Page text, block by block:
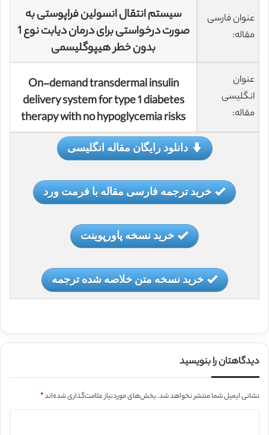
عنوان فارسی
مقاله:
سیستم انتقال انسولین فراپوستی به
صورت درخواستی برای درمان دیابت نوع 1
بدون خطر هیپوگلیسمی
عنوان
انگلیسی
مقاله:
On-demand transdermal insulin
delivery system for type 1 diabetes
therapy with no hypoglycemia risks
دانلود رایگان مقاله انگلیسی
خرید ترجمه فارسی مقاله با فرمت ورد
خرید نسخه پاورپوینت
خرید نسخه متن خلاصه شده ترجمه
دیدگاهتان را بنویسید
نشانی ایمیل شما منتشر نخواهد شد.بخش‌های موردنیاز علامت‌گذاری شده‌اند*